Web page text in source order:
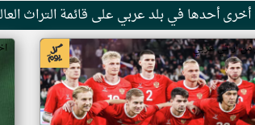
أحدها في بلد عربي على قائمة التراث
من ار تي عربي